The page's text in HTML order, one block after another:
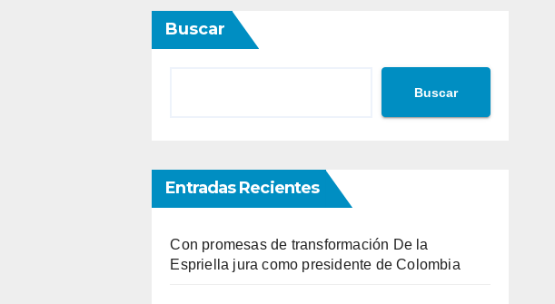
Buscar
Buscar
Entradas Recientes
Con promesas de transformación De la
Espriella jura como presidente de Colombia